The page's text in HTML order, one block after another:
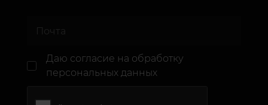
Даю согласие на обработку
персональных данных